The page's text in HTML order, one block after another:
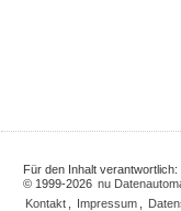
Für den Inhalt
© 1999-2026 nu
Kontakt
Impressum